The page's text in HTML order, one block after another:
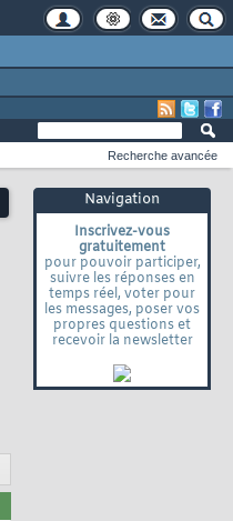
Navigation
Inscrivez-vous
gratuitement
pour pouvoir participer,
suivre les réponses en
temps réel, voter pour
les messages, poser vos
propres questions et
recevoir la newsletter
Recherche avancée